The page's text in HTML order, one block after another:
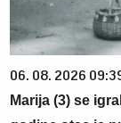
06. 08. 2026
Marija (3) se